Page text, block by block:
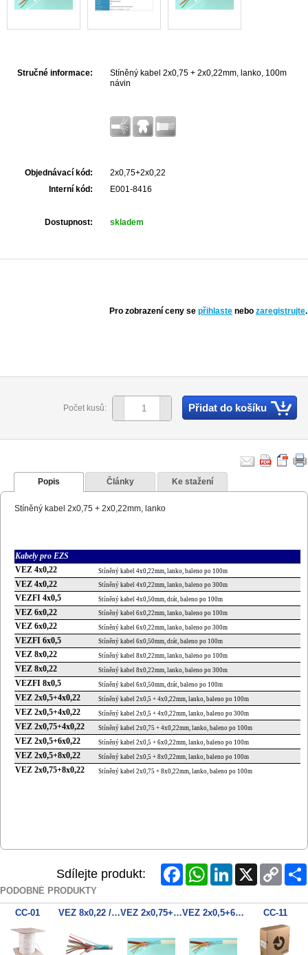
Stručné informace:
Stíněný kabel 2x0,75 + 2x0,22mm, lanko, 100m
návin
Objednávací kód:
2x0,75+2x0,22
Interní kód:
E001-8416
Dostupnost: skladem
Pro zobrazení ceny se přihlaste nebo zaregistrujte.
Počet kusů: Přidat do košíku
Popis Články Ke stažení
Stíněný kabel 2x0,75 + 2x0,22mm, lanko
Kabely pro EZS
VEZ 4x0,22
Stíněný kabel 4x0,22mm, lanko, baleno po 100m
VEZ 4x0,22 Stíněný kabel 4x0,22mm, lanko, baleno po 300m
VEZFI 4x0,5 Stíněný kabel 4x0,50mm, drát, baleno po 100m
VEZ 6x0,22 Stíněný kabel 6x0,22mm, lanko, baleno po 100m
VEZ 6x0,22 Stíněný kabel 6x0,22mm, lanko, baleno po 300m
VEZFI 6x0,5 Stíněný kabel 6x0,50mm, drát, baleno po 100m
VEZ 8x0,22 Stíněný kabel 8x0,22mm, lanko, baleno po 100m
VEZ 8x0,22 Stíněný kabel 8x0,22mm, lanko, baleno po 300m
VEZFI 8x0,5 Stíněný kabel 6x0,50mm, drát, baleno po 100m
VEZ 2x0,5+4x0,22 Stíněný kabel 2x0,5 + 4x0,22mm, lanko, baleno po 100m
VEZ 2x0,5+4x0,22 Stíněný kabel 2x0,5 + 4x0,22mm, lanko, baleno po 300m
VEZ 2x0,75+4x0,22 Stíněný kabel 2x0,75 + 4x0,22mm, lanko, baleno po 100m
VEZ 2x0,5+6x0,22 Stíněný kabel 2x0,5 + 6x0,22mm, lanko, baleno po 100m
VEZ 2x0,5+8x0,22 Stíněný kabel 2x0,5 + 8x0,22mm, lanko, baleno po 100m
VEZ 2x0,75+8x0,22 Stíněný kabel 2x0,75 + 8x0,22mm, lanko, baleno po 100m
Sdílejte produkt: FacebookWhatsAppLinkedInX
Copy
Link
PODOBNÉ PRODUKTY
CC-01 VEZ 8x0,22 /100m VEZ 2x0,75+8x0,22 /100m VEZ 2x0,5+6x0,22 /100m CC-11